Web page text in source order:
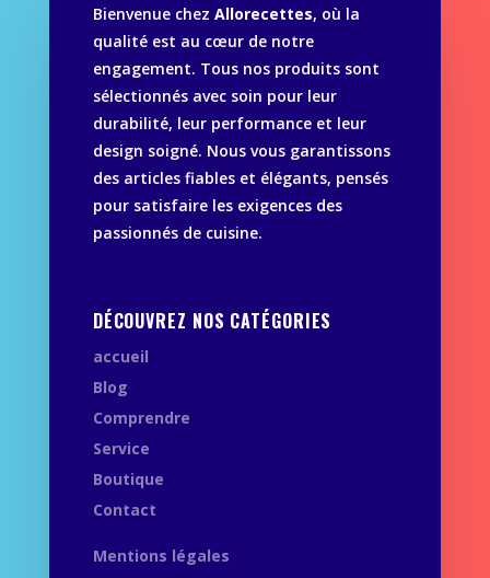
Bienvenue chez Allorecettes, où la
qualité est au cœur de notre
engagement. Tous nos produits sont
sélectionnés avec soin pour leur
durabilité, leur performance et leur
design soigné. Nous vous garantissons
des articles fiables et élégants, pensés
pour satisfaire les exigences des
passionnés de cuisine.
DÉCOUVREZ NOS CATÉGORIES
accueil
Blog
Comprendre
Service
Boutique
Contact
Mentions légales